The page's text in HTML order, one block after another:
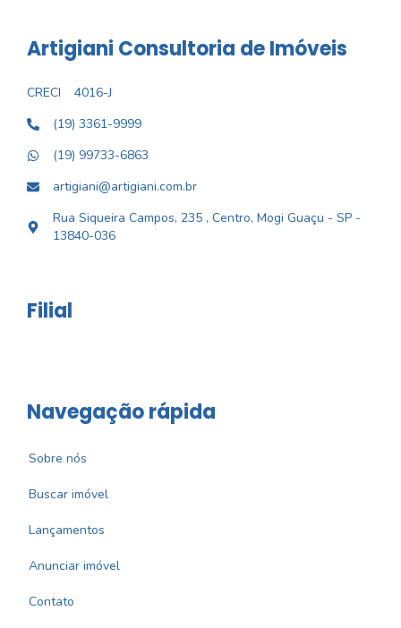
Artigiani Consultoria de Imóveis
CRECI
4016-J
(19) 3361-9999
(19) 99733-6863
artigiani@artigiani.com.br
Rua Siqueira Campos, 235 , Centro, Mogi Guaçu - SP -
13840-036
Filial
Navegação rápida
Sobre nós
Buscar imóvel
Lançamentos
Anunciar imóvel
Contato